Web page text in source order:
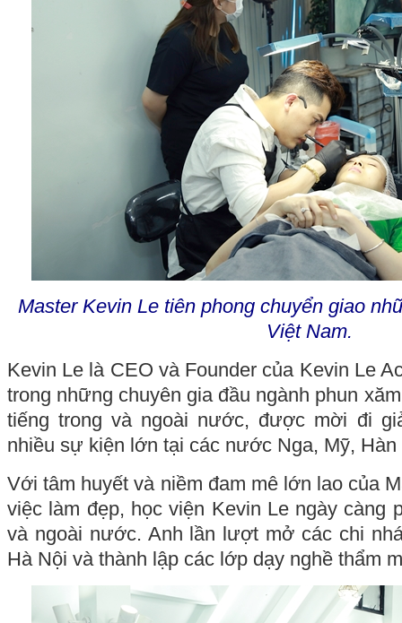
Master Kevin Le tiên phong chuyển giao
Việt Nam.
Kevin Le là CEO và Founder của Kevin Le
trong những chuyên gia đầu ngành phun
tiếng trong và ngoài nước, được mời đi
nhiều sự kiện lớn tại các nước Nga, Mỹ,
Với tâm huyết và niềm đam mê lớn lao của
việc làm đẹp, học viện Kevin Le ngày càng
và ngoài nước. Anh lần lượt mở các chi
Hà Nội và thành lập các lớp dạy nghề thẩm